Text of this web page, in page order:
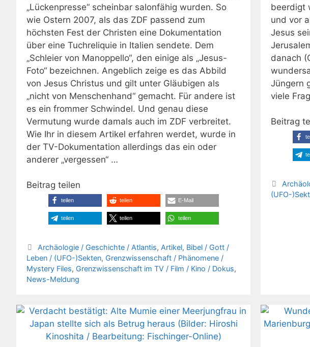
„Lückenpresse“ scheinbar salonfähig wurden. So
wie Ostern 2007, als das ZDF passend zum
höchsten Fest der Christen eine Dokumentation
über eine Tuchreliquie in Italien sendete. Dem
„Schleier von Manoppello“, den einige als „Jesus-
Foto“ bezeichnen. Angeblich zeige es das Abbild
von Jesus Christus und gilt unter Gläubigen als
„nicht von Menschenhand“ gemacht. Für andere ist
es ein frommer Schwindel. Und genau diese
Vermutung wurde damals auch im ZDF verbreitet.
Wie Ihr in diesem Artikel erfahren werdet, wurde in
der TV-Dokumentation allerdings das ein oder
anderer „vergessen“ …
Beitrag teilen
teilen teilen E-Mail
teilen teilen teilen
Kategorien
Archäologie / Geschichte / Atlantis, Artikel, Bibel / Gott /
Leben / (UFO-)Sekten, Grenzwissenschaft / Phänomene /
Mystery Files, Grenzwissenschaft im TV / Film / Kino / Dokus,
News-Meldung
beerdigt
und vor
Jesus
danach
Jüngern
viele
Beitrag
(UFO-